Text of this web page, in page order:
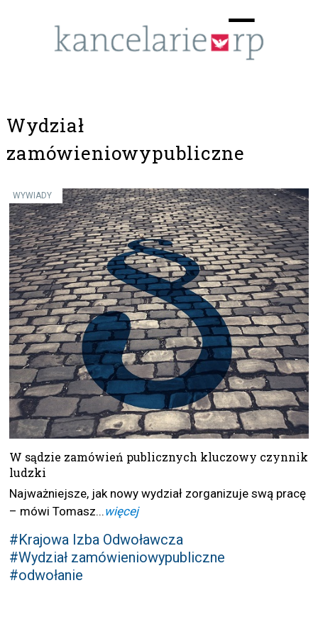
☰
Wydział
zamówieniowypubliczne
WYWIADY
W sądzie zamówień publicznych kluczowy czynnik
ludzki
Najważniejsze, jak nowy wydział zorganizuje swą pracę
– mówi Tomasz...więcej
#Krajowa Izba Odwoławcza
#Wydział zamówieniowypubliczne
#odwołanie